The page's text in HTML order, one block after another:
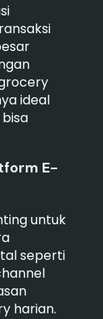
ideal
E-
untuk
seperti
harian.